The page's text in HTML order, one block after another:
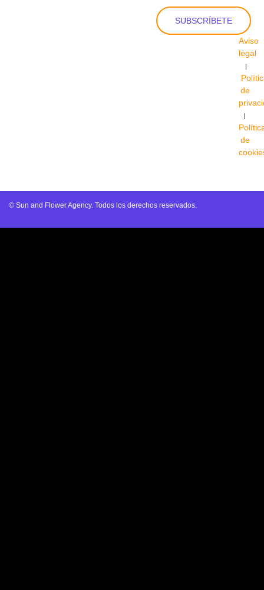
SUBSCRÍBETE
Aviso
legal
|
de
|
de
© Sun and Flower Agency. Todos los derechos reservados.